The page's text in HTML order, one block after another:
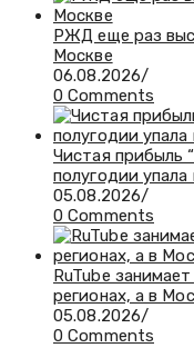
РЖД еще раз
Москве
06.08.2026/
0 Comments
Чистая прибыль
полугодии упала
05.08.2026/
0 Comments
RuTube
регионах, а в
05.08.2026/
0 Comments